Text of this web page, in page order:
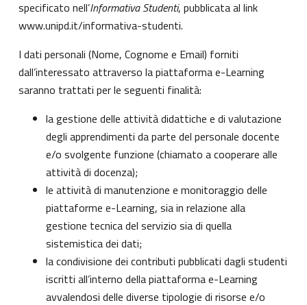
specificato nell’Informativa Studenti, pubblicata al link
www.unipd.it/informativa-studenti.
I dati personali (Nome, Cognome e Email) forniti
dall’interessato attraverso la piattaforma e-Learning
saranno trattati per le seguenti finalità:
la gestione delle attività didattiche e di valutazione
degli apprendimenti da parte del personale docente
e/o svolgente funzione (chiamato a cooperare alle
attività di docenza);
le attività di manutenzione e monitoraggio delle
piattaforme e-Learning, sia in relazione alla
gestione tecnica del servizio sia di quella
sistemistica dei dati;
la condivisione dei contributi pubblicati dagli studenti
iscritti all’interno della piattaforma e-Learning
avvalendosi delle diverse tipologie di risorse e/o